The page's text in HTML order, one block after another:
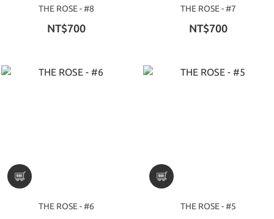
THE ROSE - #8
NT$700
THE ROSE - #7
NT$700
THE ROSE - #6 THE ROSE - #5